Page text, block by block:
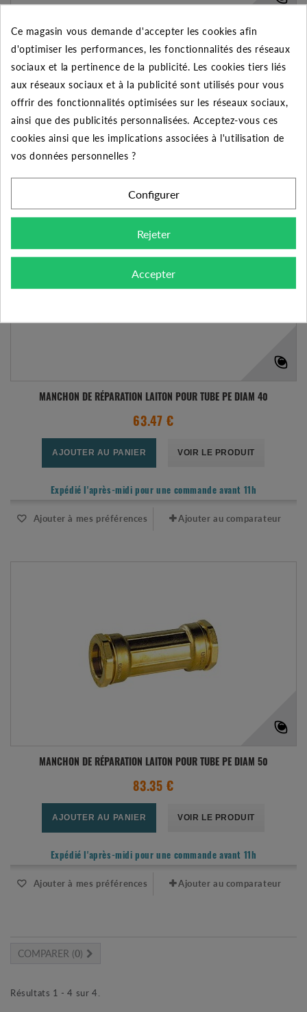
MANCHON DE RÉPARATION LAITON POUR TUBE PE DIAM 32
43.69 €
AJOUTER AU PANIER VOIR LE PRODUIT
Expédié l'après-midi pour une commande avant 11h
Ajouter à mes préférences
MANCHON DE RÉPARATION LAITON POUR TUBE PE DIAM 40
63.47 €
AJOUTER AU PANIER VOIR LE PRODUIT
Expédié l'après-midi pour une commande avant 11h
Ajouter à mes préférences Ajouter au comparateur
MANCHON DE RÉPARATION LAITON POUR TUBE PE DIAM 50
83.35 €
AJOUTER AU PANIER VOIR LE PRODUIT
Expédié l'après-midi pour une commande avant 11h
Ajouter à mes préférences Ajouter au comparateur
COMPARER (0)
Résultats 1 - 4 sur 4.
Ce magasin vous demande d'accepter les cookies afin
d'optimiser les performances, les fonctionnalités des réseaux
sociaux et la pertinence de la publicité. Les cookies tiers liés
aux réseaux sociaux et à la publicité sont utilisés pour vous
offrir des fonctionnalités optimisées sur les réseaux sociaux,
ainsi que des publicités personnalisées. Acceptez-vous ces
cookies ainsi que les implications associées à l'utilisation de
vos données personnelles ?
Configurer
Rejeter
Accepter